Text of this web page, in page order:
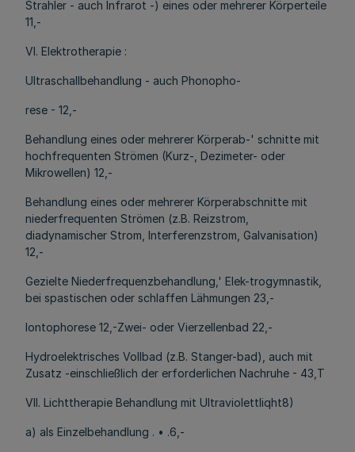
Strahler - auch Infrarot -) eines oder mehrerer Körperteile
11,-
VI. Elektrotherapie :
Ultraschallbehandlung - auch Phonopho-
rese - 12,-
Behandlung eines oder mehrerer Körperab-' schnitte mit
hochfrequenten Strömen (Kurz-, Dezimeter- oder
Mikrowellen) 12,-
Behandlung eines oder mehrerer Körperabschnitte mit
niederfrequenten Strömen (z.B. Reizstrom,
diadynamischer Strom, Interferenzstrom, Galvanisation)
12,-
Gezielte Niederfrequenzbehandlung,' Elek-trogymnastik,
bei spastischen oder schlaffen Lähmungen 23,-
lontophorese 12,-Zwei- oder Vierzellenbad 22,-
Hydroelektrisches Vollbad (z.B. Stanger-bad), auch mit
Zusatz -einschließlich der erforderlichen Nachruhe - 43,T
VII. Lichttherapie Behandlung mit Ultraviolettliqht8)
a) als Einzelbehandlung . • .6,-